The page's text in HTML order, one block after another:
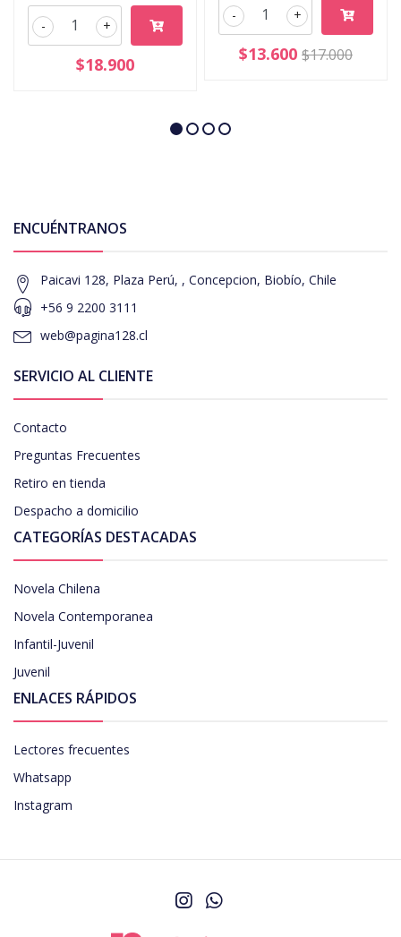
+
-
$18.900
+
-
$13.600 $17.000
ENCUÉNTRANOS
Paicavi 128, Plaza Perú, , Concepcion, Biobío, Chile
+56 9 2200 3111
web@pagina128.cl
SERVICIO AL CLIENTE
Contacto
Preguntas Frecuentes
Retiro en tienda
Despacho a domicilio
CATEGORÍAS DESTACADAS
Novela Chilena
Novela Contemporanea
Infantil-Juvenil
Juvenil
ENLACES RÁPIDOS
Lectores frecuentes
Whatsapp
Instagram